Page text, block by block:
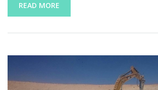
READ MORE